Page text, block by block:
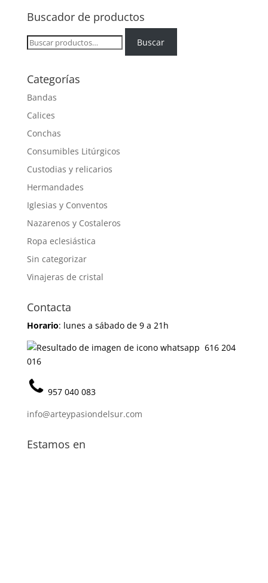
Buscador de productos
Buscar
por:
Buscar
Categorías
Bandas
Calices
Conchas
Consumibles Litúrgicos
Custodias y relicarios
Hermandades
Iglesias y Conventos
Nazarenos y Costaleros
Ropa eclesiástica
Sin categorizar
Vinajeras de cristal
Contacta
Horario: lunes a sábado de 9 a 21h
616 204
016
957 040 083
info@arteypasiondelsur.com
Estamos en